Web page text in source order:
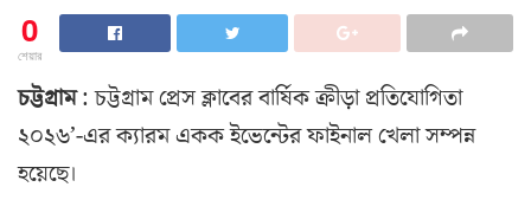
0
শেয়ার
চট্টগ্রাম: চট্টগ্রাম প্রেস ক্লাবের বার্ষিক ক্রীড়া প্রতিযোগিতা
২০২৬’-এর ক্যারম একক ইভেন্টের ফাইনাল খেলা সম্পন্ন
হয়েছে।